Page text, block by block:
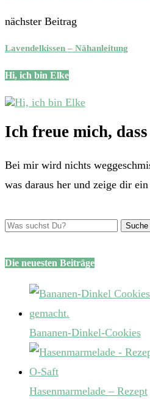
nächster Beitrag
Lavendelkissen – Nähanleitung
Hi, ich bin Elke
Ich freue mich,
Bei mir wird nichts
was daraus her und zeige dir
Die neuesten Beiträge
Bananen-Dinkel-Cookies
Hasenmarmelade – Rezept